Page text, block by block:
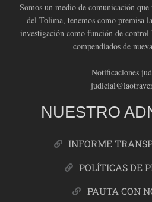
Somos un medio de comunicación
del Tolima, tenemos como premisa
investigación como función de
compendiados de
Notificaciones
NUESTRO
INFORME
POLÍTICAS DE
PAUTA CON